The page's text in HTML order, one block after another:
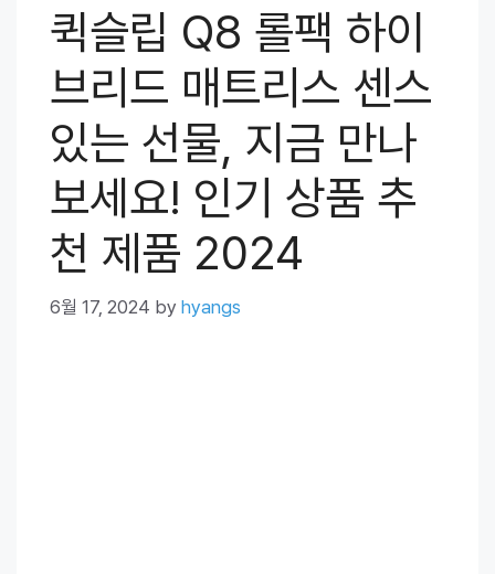
퀵슬립 Q8 롤팩 하이
브리드 매트리스 센스
있는 선물, 지금 만나
보세요! 인기 상품 추
천 제품 2024
6월 17, 2024 by hyangs